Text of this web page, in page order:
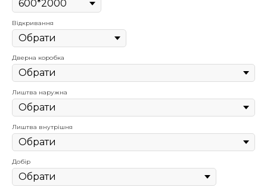
Вiдкривання
Дверна коробка
Лиштва наружна
Лиштва внутрiшня
Добiр